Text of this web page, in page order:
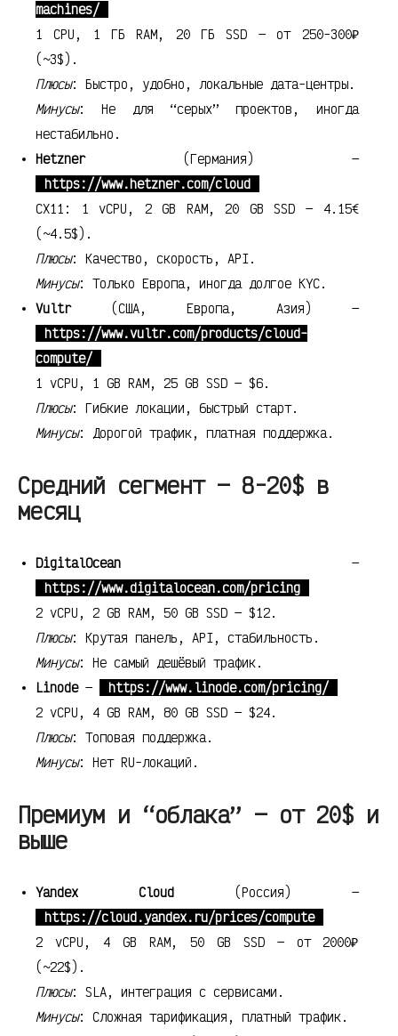
machines/
1 CPU, 1 ГБ RAM, 20 ГБ SSD — от 250-300₽
(~3$).
Плюсы: Быстро, удобно, локальные дата-центры.
Минусы: Не для “серых” проектов, иногда
нестабильно.
Hetzner(Германия) —
https://www.hetzner.com/cloud
CX11: 1 vCPU, 2 GB RAM, 20 GB SSD — 4.15€
(~4.5$).
Плюсы: Качество, скорость, API.
Минусы: Только Европа, иногда долгое KYC.
Vultr(США, Европа, Азия) —
https://www.vultr.com/products/cloud-
compute/
1 vCPU, 1 GB RAM, 25 GB SSD — $6.
Плюсы: Гибкие локации, быстрый старт.
Минусы: Дорогой трафик, платная поддержка.
Средний сегмент — 8-20$ в
месяц
DigitalOcean —
https://www.digitalocean.com/pricing
2 vCPU, 2 GB RAM, 50 GB SSD — $12.
Плюсы: Крутая панель, API, стабильность.
Минусы: Не самый дешёвый трафик.
Linode—
https://www.linode.com/pricing/
2 vCPU, 4 GB RAM, 80 GB SSD — $24.
Плюсы: Топовая поддержка.
Минусы: Нет RU-локаций.
Премиум и “облака” — от 20$ и
выше
Yandex Cloud(Россия) —
https://cloud.yandex.ru/prices/compute
2 vCPU, 4 GB RAM, 50 GB SSD — от 2000₽
(~22$).
Плюсы: SLA, интеграция с сервисами.
Минусы: Сложная тарификация, платный трафик.